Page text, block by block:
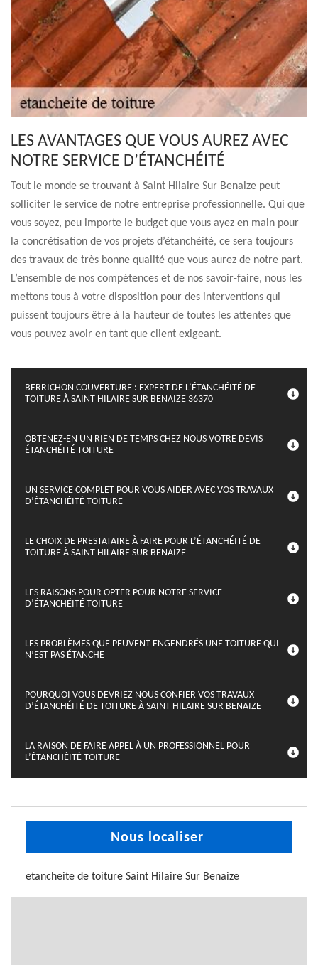
LES AVANTAGES QUE VOUS AUREZ AVEC
NOTRE SERVICE D’ÉTANCHÉITÉ
Tout le monde se trouvant à Saint Hilaire Sur Benaize peut
solliciter le service de notre entreprise professionnelle. Qui que
vous soyez, peu importe le budget que vous ayez en main pour
la concrétisation de vos projets d’étanchéité, ce sera toujours
des travaux de très bonne qualité que vous aurez de notre part.
L’ensemble de nos compétences et de nos savoir-faire, nous les
mettons tous à votre disposition pour des interventions qui
puissent toujours être à la hauteur de toutes les attentes que
vous pouvez avoir en tant que client exigeant.
BERRICHON COUVERTURE : EXPERT DE L’ÉTANCHÉITÉ DE
TOITURE À SAINT HILAIRE SUR BENAIZE 36370
OBTENEZ-EN UN RIEN DE TEMPS CHEZ NOUS VOTRE DEVIS
ÉTANCHÉITÉ TOITURE
UN SERVICE COMPLET POUR VOUS AIDER AVEC VOS TRAVAUX
D’ÉTANCHÉITÉ TOITURE
LE CHOIX DE PRESTATAIRE À FAIRE POUR L’ÉTANCHÉITÉ DE
TOITURE À SAINT HILAIRE SUR BENAIZE
LES RAISONS POUR OPTER POUR NOTRE SERVICE
D’ÉTANCHÉITÉ TOITURE
LES PROBLÈMES QUE PEUVENT ENGENDRÉS UNE TOITURE QUI
N’EST PAS ÉTANCHE
POURQUOI VOUS DEVRIEZ NOUS CONFIER VOS TRAVAUX
D’ÉTANCHÉITÉ DE TOITURE À SAINT HILAIRE SUR BENAIZE
LA RAISON DE FAIRE APPEL À UN PROFESSIONNEL POUR
L’ÉTANCHÉITÉ TOITURE
Nous localiser
etancheite de toiture Saint Hilaire Sur Benaize